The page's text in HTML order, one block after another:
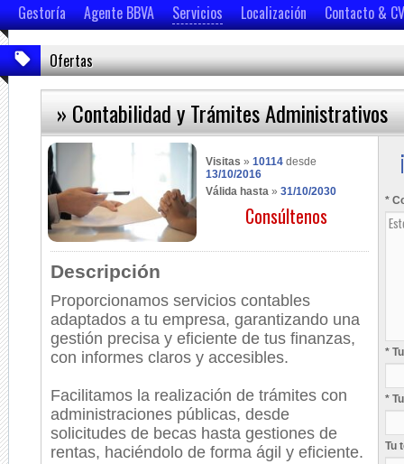
Ver móvil
Gestoría Agente BBVA Servicios Localización Contacto & CV
Ofertas
» Contabilidad y Trámites Administrativos
Visitas » 10114 desde
13/10/2016
Válida hasta » 31/10/2030
Consúltenos
Descripción
Proporcionamos servicios contables
adaptados a tu empresa, garantizando una
gestión precisa y eficiente de tus finanzas,
con informes claros y accesibles.
Facilitamos la realización de trámites con
administraciones públicas, desde
solicitudes de becas hasta gestiones de
rentas, haciéndolo de forma ágil y eficiente.
*
*
*
Tu